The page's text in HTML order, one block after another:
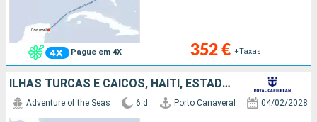
Pague em 4X 352 € +Taxas
ILHAS TURCAS E CAICOS, HAITI, ESTADOS UNIDOS
Adventure of the Seas 6 d Porto Canaveral 04/02/2028